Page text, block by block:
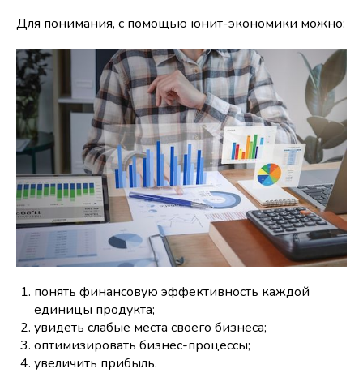
Для понимания, с помощью юнит-экономики можно:
понять финансовую эффективность каждой
единицы продукта;
увидеть слабые места своего бизнеса;
оптимизировать бизнес-процессы;
увеличить прибыль.